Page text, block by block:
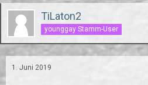
TiLaton2
younggay Stamm-User
1. Juni 2019